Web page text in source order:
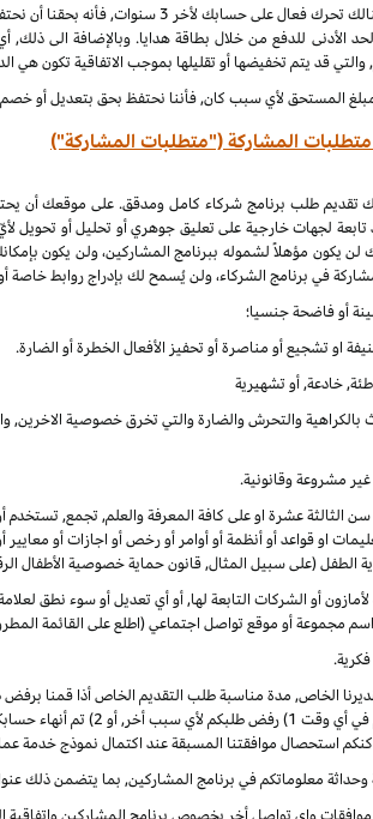
الأدنى للدفع من خلال بطاقة هدايا. وبالإضافة الى
والتي قد يتم تخفيضها أو تقليلها بموجب الاتفاقية تكون هي
المستحق لأي سبب كان, فأننا نحتفظ بحق بتعديل أو
المشاركة ("متطلبات المشاركة")
تقديم طلب برنامج شركاء كامل ومدقق. على موقعك أن
تابعة لجهات خارجية على تعليق جوهري أو تحليل أو
لن يكون مؤهلاً لشموله ببرنامج المشاركين، ولن يكون
في برنامج الشركاء، ولن يُسمح لك بإدراج روابط خاصة
أو فاضحة جنسيا؛
او تشجيع أو مناصرة أو تحفيز الأفعال الخطرة أو الضارة.
خادعة, أو تشهيرية
بالكراهية والتحرش والضارة والتي تخرق خصوصية الاخرين,
مشروعة وقانونية.
سن الثالثة عشرة او على كافة المعرفة والعلم, تجمع,
او قواعد أو أنظمة أو أوامر أو رخص أو اجازات أو
الطفل (على سبيل المثال, قانون حماية خصوصية الأطفال
أو الشركات التابعة لها, أو أي تعديل أو سوء نطق
مجموعة أو موقع تواصل اجتماعي (اطلع على القائمة
الخاص, مدة مناسبة طلب التقديم الخاص أذا قمنا
الأوضاع. ألا انه, في
استحصال موافقتنا المسبقة عند اكتمال نموذج خدمة
معلوماتكم في برنامج المشاركين, بما يتضمن ذلك